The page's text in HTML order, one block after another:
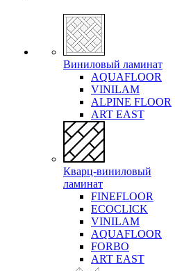
Виниловый ламинат
AQUAFLOOR
VINILAM
ALPINE FLOOR
ART EAST
Кварц-виниловый
ламинат
FINEFLOOR
ECOCLICK
VINILAM
AQUAFLOOR
FORBO
ART EAST